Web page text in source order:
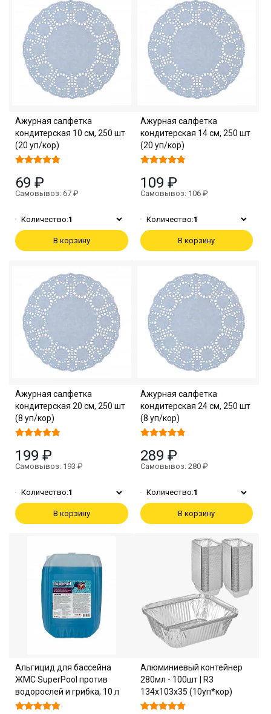
Ажурная салфетка
кондитерская 10 см, 250 шт
(20 уп/кор)
69 ₽
Самовывоз: 67 ₽
Количество:1
В корзину
Ажурная салфетка
кондитерская 14 см, 250 шт
(20 уп/кор)
109 ₽
Самовывоз: 106 ₽
Количество:1
В корзину
Ажурная салфетка
кондитерская 20 см, 250 шт
(8 уп/кор)
199 ₽
Самовывоз: 193 ₽
Количество:1
В корзину
Ажурная салфетка
кондитерская 24 см, 250 шт
(8 уп/кор)
289 ₽
Самовывоз: 280 ₽
Количество:1
В корзину
Альгицид для бассейна
ЖМС SuperPool против
водорослей и грибка, 10 л
Алюминиевый контейнер
280мл - 100шт | R3
134х103х35 (10уп*кор)